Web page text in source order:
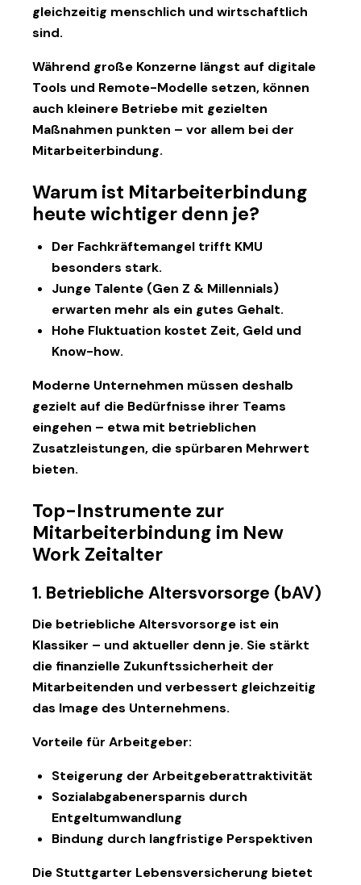
gleichzeitig menschlich und wirtschaftlich
sind.
Während große Konzerne längst auf digitale
Tools und Remote-Modelle setzen, können
auch kleinere Betriebe mit gezielten
Maßnahmen punkten – vor allem bei der
Mitarbeiterbindung.
Warum ist Mitarbeiterbindung
heute wichtiger denn je?
Der Fachkräftemangel trifft KMU
besonders stark.
Junge Talente (Gen Z & Millennials)
erwarten mehr als ein gutes Gehalt.
Hohe Fluktuation kostet Zeit, Geld und
Know-how.
Moderne Unternehmen müssen deshalb
gezielt auf die Bedürfnisse ihrer Teams
eingehen – etwa mit betrieblichen
Zusatzleistungen, die spürbaren Mehrwert
bieten.
Top-Instrumente zur
Mitarbeiterbindung im New
Work Zeitalter
1. Betriebliche Altersvorsorge (bAV)
Die betriebliche Altersvorsorge ist ein
Klassiker – und aktueller denn je. Sie stärkt
die finanzielle Zukunftssicherheit der
Mitarbeitenden und verbessert gleichzeitig
das Image des Unternehmens.
Vorteile für Arbeitgeber:
Steigerung der Arbeitgeberattraktivität
Sozialabgabenersparnis durch
Entgeltumwandlung
Bindung durch langfristige Perspektiven
Die Stuttgarter Lebensversicherung bietet